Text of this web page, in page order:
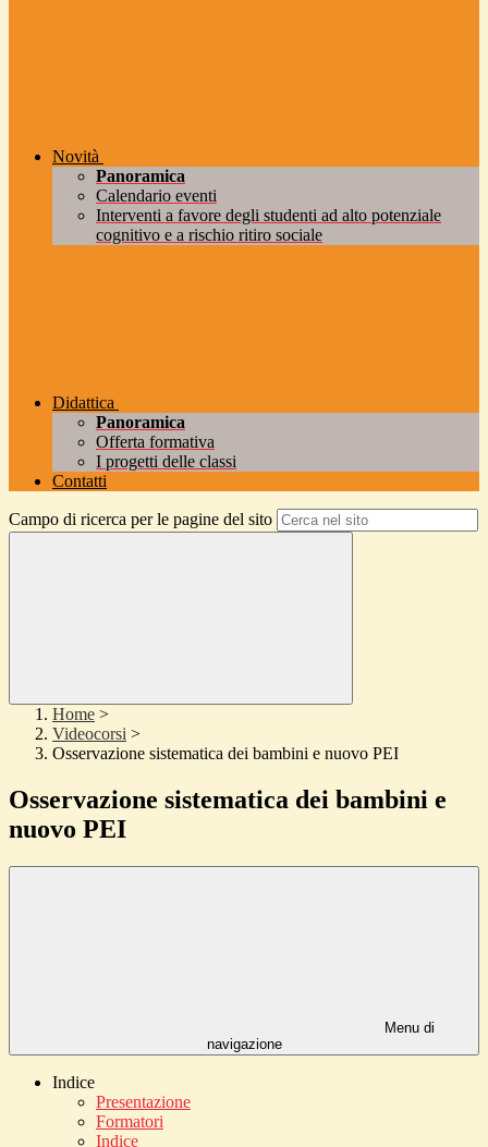
Novità
Panoramica
Calendario eventi
Interventi a favore degli studenti ad alto potenziale
cognitivo e a rischio ritiro sociale
Didattica
Panoramica
Offerta formativa
I progetti delle classi
Contatti
Campo di ricerca per le pagine del sito
Home >
Videocorsi >
Osservazione sistematica dei bambini e nuovo PEI
Osservazione sistematica dei bambini e
nuovo PEI
Menu di
navigazione
Indice
Presentazione
Formatori
Indice